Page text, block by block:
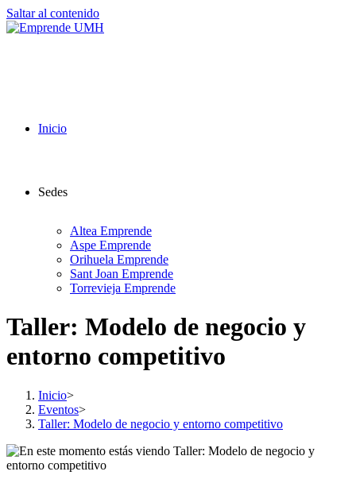
Saltar al contenido
Inicio
Sedes
Altea Emprende
Aspe Emprende
Orihuela Emprende
Sant Joan Emprende
Torrevieja Emprende
Taller: Modelo de negocio y
entorno competitivo
Inicio>
Eventos>
Taller: Modelo de negocio y entorno competitivo